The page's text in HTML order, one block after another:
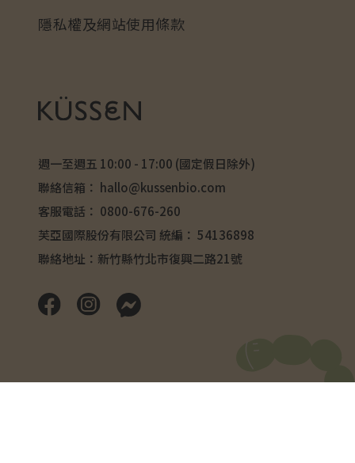
週一至週五 10:00 - 17:00 (國定假日除外)
聯絡信箱： hallo@kussenbio.com
客服電話： 0800-676-260
芙亞國際股份有限公司 統編： 54136898
聯絡地址：新竹縣竹北市復興二路21號
隱私權及網站使用條款